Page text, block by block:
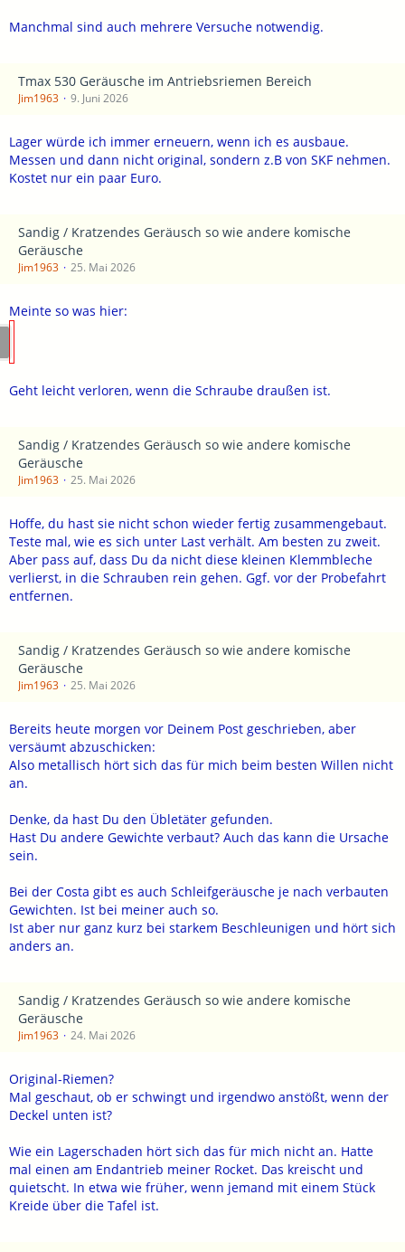
Manchmal sind auch mehrere Versuche notwendig.
Tmax 530 Geräusche im Antriebsriemen Bereich
Jim1963 9. Juni 2026
Lager würde ich immer erneuern, wenn ich es ausbaue.
Messen und dann nicht original, sondern z.B von SKF nehmen.
Kostet nur ein paar Euro.
Sandig / Kratzendes Geräusch so wie andere komische
Geräusche
Jim1963 25. Mai 2026
Meinte so was hier:
Geht leicht verloren, wenn die Schraube draußen ist.
Sandig / Kratzendes Geräusch so wie andere komische
Geräusche
Jim1963 25. Mai 2026
Hoffe, du hast sie nicht schon wieder fertig zusammengebaut.
Teste mal, wie es sich unter Last verhält. Am besten zu zweit.
Aber pass auf, dass Du da nicht diese kleinen Klemmbleche
verlierst, in die Schrauben rein gehen. Ggf. vor der Probefahrt
entfernen.
Sandig / Kratzendes Geräusch so wie andere komische
Geräusche
Jim1963 25. Mai 2026
Bereits heute morgen vor Deinem Post geschrieben, aber
versäumt abzuschicken:
Also metallisch hört sich das für mich beim besten Willen nicht
an.
Denke, da hast Du den Übletäter gefunden.
Hast Du andere Gewichte verbaut? Auch das kann die Ursache
sein.
Bei der Costa gibt es auch Schleifgeräusche je nach verbauten
Gewichten. Ist bei meiner auch so.
Ist aber nur ganz kurz bei starkem Beschleunigen und hört sich
anders an.
Sandig / Kratzendes Geräusch so wie andere komische
Geräusche
Jim1963 24. Mai 2026
Original-Riemen?
Mal geschaut, ob er schwingt und irgendwo anstößt, wenn der
Deckel unten ist?
Wie ein Lagerschaden hört sich das für mich nicht an. Hatte
mal einen am Endantrieb meiner Rocket. Das kreischt und
quietscht. In etwa wie früher, wenn jemand mit einem Stück
Kreide über die Tafel ist.